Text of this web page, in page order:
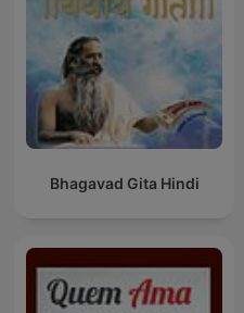
Bhagavad Gita Hindi